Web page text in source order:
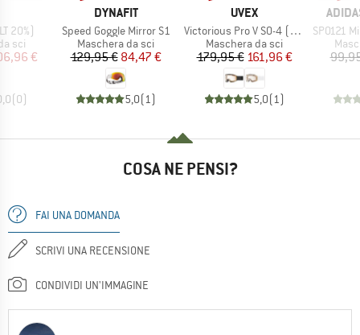
20%)
sci
ridotto
€
(0)
MARCHIO
DYNAFIT
Articolo
Speed Goggle Mirror S1
Gruppo di prodotti
Maschera da sci
Prezzo
129,95 €Prezzo ridotto
84,47 €
5,0(1)
MARCHIO
UVEX
Articolo
Victorious Pro V S0-4 (VLT 7-81%)
Gruppo di prodotti
Maschera da sci
Prezzo
179,95 €Prezzo ridotto
161,96 €
5,0(1)
Articolo
SP0121
COSA NE PENSI?
FAI UNA DOMANDA
SCRIVI UNA RECENSIONE
CONDIVIDI UN'IMMAGINE